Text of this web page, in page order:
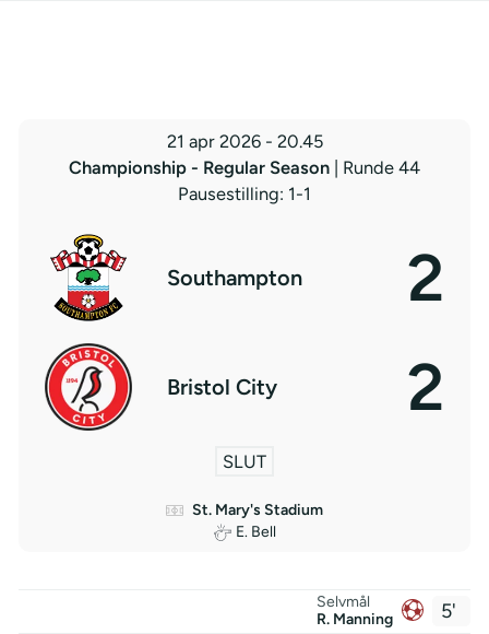
21 apr 2026 - 20.45
Championship - Regular Season
| Runde 44
Pausestilling: 1-1
Southampton 2
Bristol City 2
SLUT
St. Mary's Stadium
E. Bell
5'
Selvmål
R. Manning